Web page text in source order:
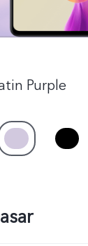
| Pilih negara/
Purple